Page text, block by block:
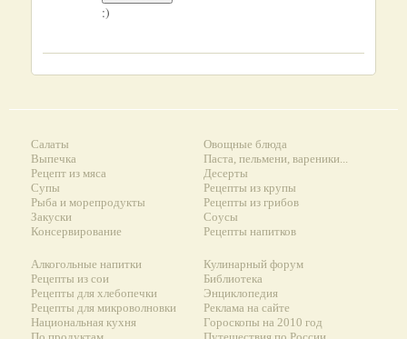
:)
Салаты
Выпечка
Рецепт из мяса
Супы
Рыба и морепродукты
Закуски
Консервирование
Овощные блюда
Паста, пельмени, вареники...
Десерты
Рецепты из крупы
Рецепты из грибов
Соусы
Рецепты напитков
Алкогольные напитки
Рецепты из сои
Рецепты для хлебопечки
Рецепты для микроволновки
Национальная кухня
Кулинарный форум
Библиотека
Энциклопедия
Реклама на сайте
Гороскопы на 2010 год